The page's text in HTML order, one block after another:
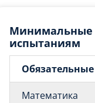
Минимальные
испытаниям
Математика